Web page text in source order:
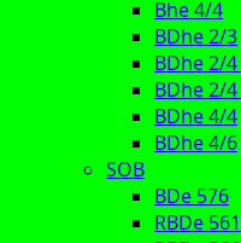
Bhe 4/4
BDhe 2/3
BDhe 2/
BDhe 2/
BDhe 4/4
BDhe 4/6
SOB
BDe 576
RBDe 561